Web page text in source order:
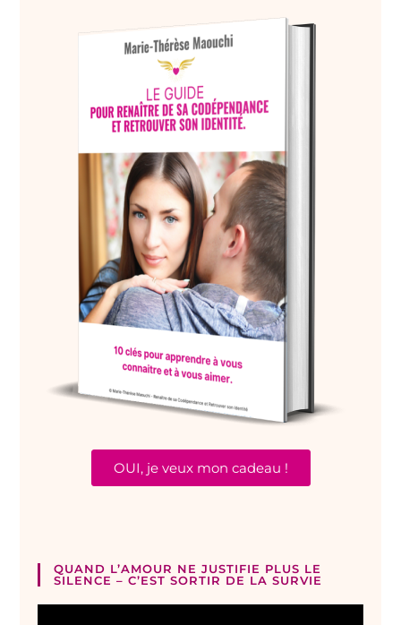
OUI, je veux mon cadeau !
QUAND L’AMOUR NE JUSTIFIE PLUS LE
SILENCE – C’EST SORTIR DE LA SURVIE